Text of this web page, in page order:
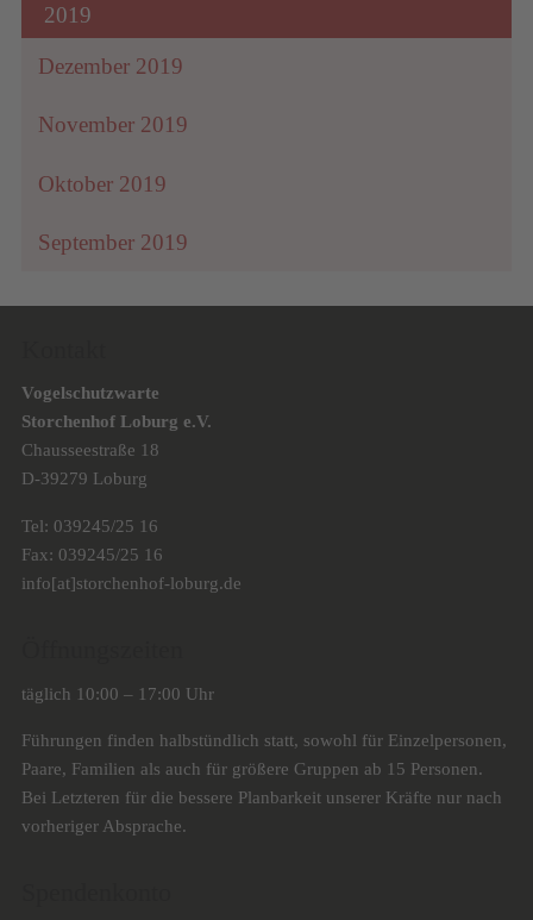
2019
Dezember 2019
November 2019
Oktober 2019
September 2019
Vogelschutzwarte
Storchenhof Loburg e.V.
Chausseestraße 18
D-39279 Loburg
Tel: 039245/25 16
Fax: 039245/25 16
info[at]storchenhof-loburg.de
täglich 10:00 – 17:00 Uhr
Führungen finden halbstündlich statt, sowohl für Einzelpersonen,
Paare, Familien als auch für größere Gruppen ab 15 Personen.
Bei Letzteren für die bessere Planbarkeit unserer Kräfte nur nach
vorheriger Absprache.